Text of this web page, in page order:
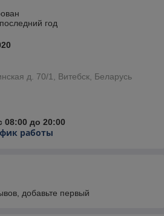
год
д. 70/1, Витебск, Беларусь
08:00 до 20:00
работы
добавьте первый